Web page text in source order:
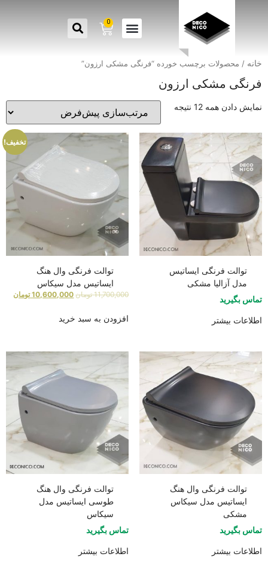
0
خانه / محصولات برچسب خورده “فرنگی مشکی ارزون”
فرنگی مشکی ارزون
نمایش دادن همه 12 نتیجه
توالت فرنگی ایساتیس
مدل آزالیا مشکی
تماس بگیرید
اطلاعات بیشتر
تخفیف!
توالت فرنگی وال هنگ
ایساتیس مدل سیکاس
11,700,000 تومان 10,600,000 تومان
افزودن به سبد خرید
توالت فرنگی وال هنگ
ایساتیس مدل سیکاس
مشکی
تماس بگیرید
اطلاعات بیشتر
توالت فرنگی وال هنگ
طوسی ایساتیس مدل
سیکاس
تماس بگیرید
اطلاعات بیشتر